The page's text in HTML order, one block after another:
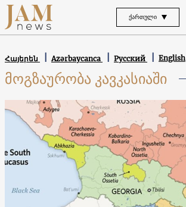
ᲥᲐᲠᲗᲣᲚᲘ
Հայերեն Azərbaycanca Русский English
მოგზაურობა კავკასიაში